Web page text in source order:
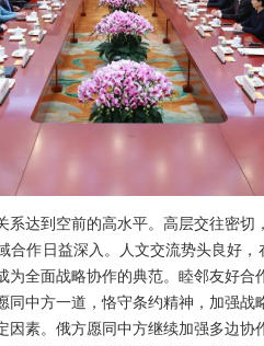
系达到空前的高水平。高层交往密
作日益深入。人文交流势头良好，
全面战略协作的典范。睦邻友好合
同中方一道，恪守条约精神，加强
因素。俄方愿同中方继续加强多边